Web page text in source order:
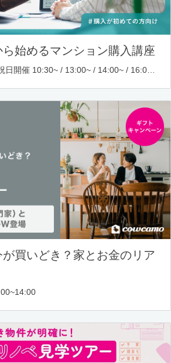
始めるマンション購入講座
買いどき？家とお金のリア